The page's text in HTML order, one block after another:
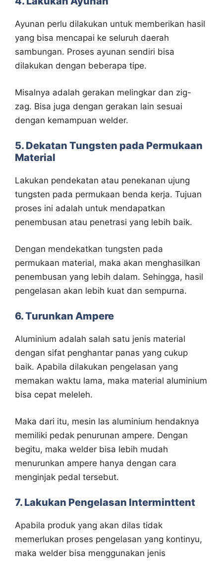
Ayunan perlu dilakukan untuk memberikan hasil
yang bisa mencapai ke seluruh daerah
sambungan. Proses ayunan sendiri bisa
dilakukan dengan beberapa tipe.
Misalnya adalah gerakan melingkar dan zig-
zag. Bisa juga dengan gerakan lain sesuai
dengan kemampuan welder.
5. Dekatan Tungsten pada Permukaan
Material
Lakukan pendekatan atau penekanan ujung
tungsten pada permukaan benda kerja. Tujuan
proses ini adalah untuk mendapatkan
penembusan atau penetrasi yang lebih baik.
Dengan mendekatkan tungsten pada
permukaan material, maka akan menghasilkan
penembusan yang lebih dalam. Sehingga, hasil
pengelasan akan lebih kuat dan sempurna.
6. Turunkan Ampere
Aluminium adalah salah satu jenis material
dengan sifat penghantar panas yang cukup
baik. Apabila dilakukan pengelasan yang
memakan waktu lama, maka material aluminium
bisa cepat meleleh.
Maka dari itu, mesin las aluminium hendaknya
memiliki pedak penurunan ampere. Dengan
begitu, maka welder bisa lebih mudah
menurunkan ampere hanya dengan cara
menginjak pedal tersebut.
7. Lakukan Pengelasan Interminttent
Apabila produk yang akan dilas tidak
memerlukan proses pengelasan yang kontinyu,
maka welder bisa menggunakan jenis